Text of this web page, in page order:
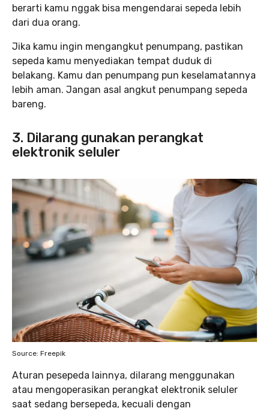
berarti kamu nggak bisa mengendarai sepeda lebih
dari dua orang.
Jika kamu ingin mengangkut penumpang, pastikan
sepeda kamu menyediakan tempat duduk di
belakang. Kamu dan penumpang pun keselamatannya
lebih aman. Jangan asal angkut penumpang sepeda
bareng.
3. Dilarang gunakan perangkat
elektronik seluler
Source: Freepik
Aturan pesepeda lainnya, dilarang menggunakan
atau mengoperasikan perangkat elektronik seluler
saat sedang bersepeda, kecuali dengan